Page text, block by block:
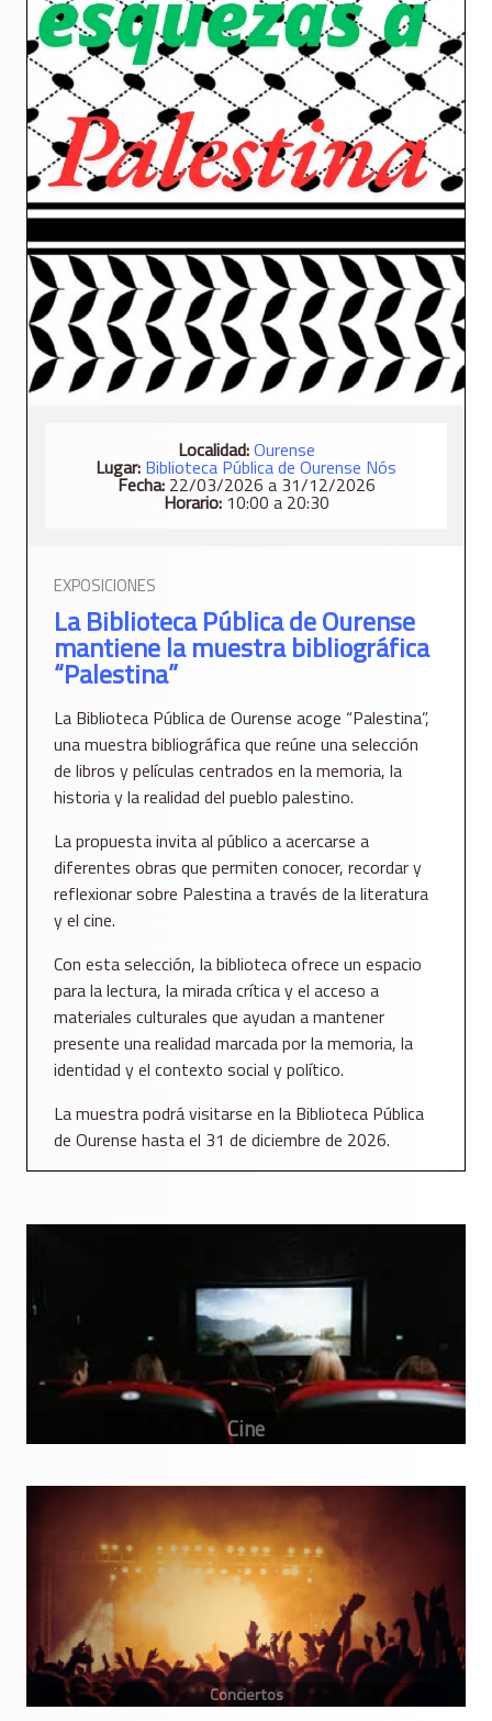
Localidad:Ourense
Lugar: Biblioteca Pública de Ourense Nós
Fecha:22/03/2026 a 31/12/2026
Horario:10:00 a 20:30
EXPOSICIONES
La Biblioteca Pública de Ourense
mantiene la muestra bibliográfica
“Palestina”
La Biblioteca Pública de Ourense acoge “Palestina”,
una muestra bibliográfica que reúne una selección
de libros y películas centrados en la memoria, la
historia y la realidad del pueblo palestino.
La propuesta invita al público a acercarse a
diferentes obras que permiten conocer, recordar y
reflexionar sobre Palestina a través de la literatura
y el cine.
Con esta selección, la biblioteca ofrece un espacio
para la lectura, la mirada crítica y el acceso a
materiales culturales que ayudan a mantener
presente una realidad marcada por la memoria, la
identidad y el contexto social y político.
La muestra podrá visitarse en la Biblioteca Pública
de Ourense hasta el 31 de diciembre de 2026.